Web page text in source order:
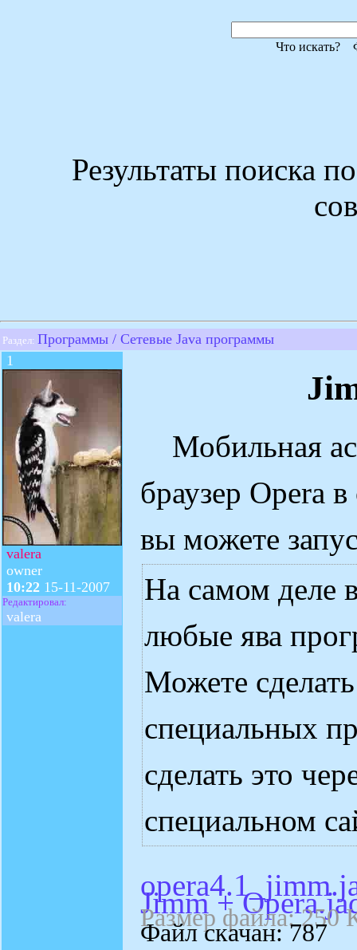
Что искать?
Результаты поиска
Раздел: Программы / Сетевые Java программы
1
valera
owner
10:22 15-11-2007
Редактировал:
valera
Мобильная
браузер Opera
вы можете
На самом деле
любые ява
Можете
специальных
сделать это
специальном
Jimm +
Размер файла: 250
Файл скачан: 787